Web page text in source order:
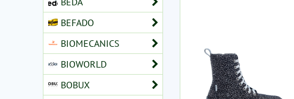
BEFADO
BIOMECANICS
BIOWORLD
BOBUX